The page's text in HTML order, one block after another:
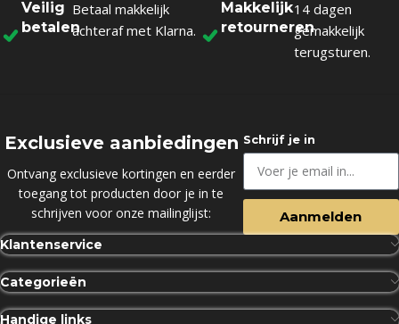
Veilig
betalen
Betaal makkelijk
achteraf met Klarna.
Makkelijk
retourneren
14 dagen
gemakkelijk
terugsturen.
Exclusieve aanbiedingen
Ontvang exclusieve kortingen en eerder
toegang tot producten door je in te
schrijven voor onze mailinglijst:
Schrijf je in
Aanmelden
Klantenservice
Categorieën
Handige links